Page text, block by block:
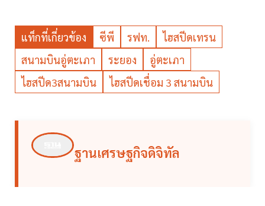
แท็กที่เกี่ยวข้อง ซีพี รฟท.
ไฮสปีดเทรน
สนามบินอู่ตะเภา
ระยอง
อู่ตะเภา
ไฮสปีด3สนามบิน
ไฮสปีดเชื่อม 3 สนามบิน
ฐานเศรษฐกิจดิจิทัล